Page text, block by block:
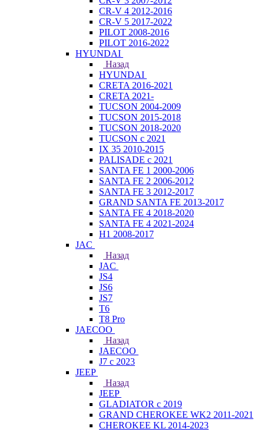
CR-V 4 2012-2016
CR-V 5 2017-2022
PILOT 2008-2016
PILOT 2016-2022
HYUNDAI
Назад
HYUNDAI
CRETA 2016-2021
CRETA 2021-
TUCSON 2004-2009
TUCSON 2015-2018
TUCSON 2018-2020
TUCSON с 2021
IX 35 2010-2015
PALISADE с 2021
SANTA FE 1 2000-2006
SANTA FE 2 2006-2012
SANTA FE 3 2012-2017
GRAND SANTA FE 2013-2017
SANTA FE 4 2018-2020
SANTA FE 4 2021-2024
H1 2008-2017
JAC
Назад
JAC
JS4
JS6
JS7
T6
T8 Pro
JAECOO
Назад
JAECOO
J7 с 2023
JEEP
Назад
JEEP
GLADIATOR с 2019
GRAND CHEROKEE WK2 2011-2021
CHEROKEE KL 2014-2023